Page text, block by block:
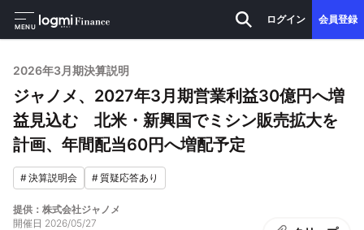
MENU
ログイン 会員登録
2026年3月期決算説明
ジャノメ、2027年3月期営業利益30億円へ増
益見込む 北米・新興国でミシン販売拡大を
計画、年間配当60円へ増配予定
#決算説明会 #質疑応答あり
提供：株式会社ジャノメ
開催日 2026/05/27